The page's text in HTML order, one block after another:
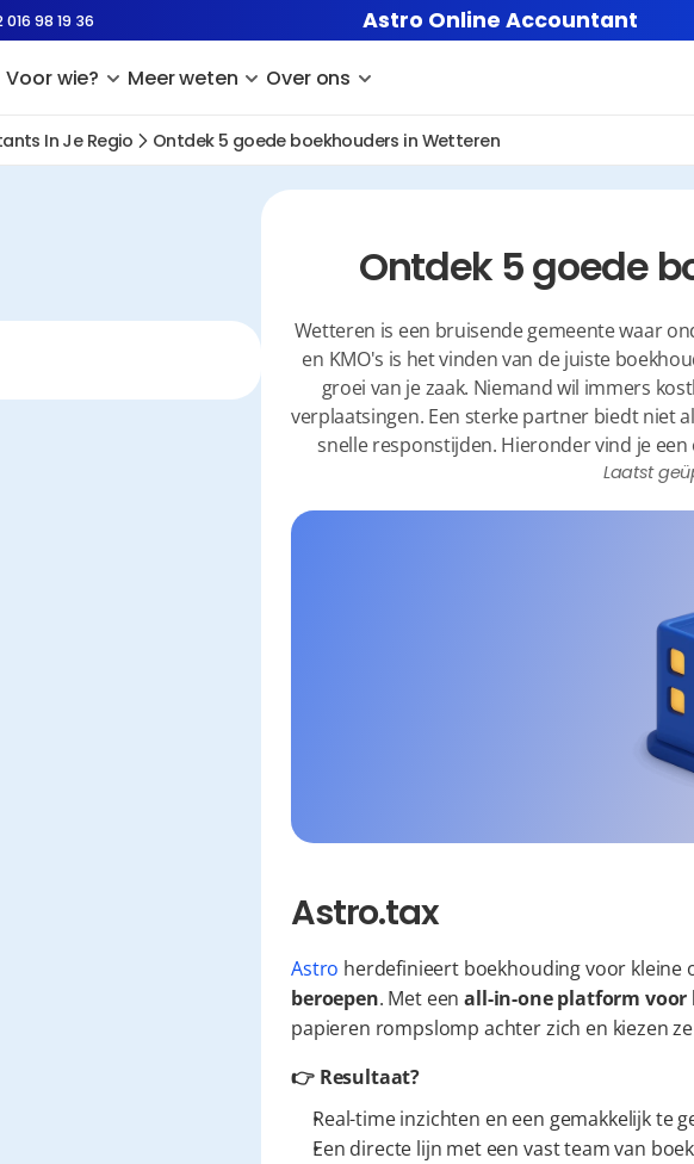
016 98 19 36 Astro Online Accountant
Voor wie? Meer weten Over ons
In Je Regio Ontdek 5 goede boekhouders in Wetteren
Ontdek 5 goede
Wetteren is een bruisende gemeente waar
en KMO's is het vinden van de juiste
groei van je zaak. Niemand wil immers
verplaatsingen. Een sterke partner biedt niet
snelle responstijden. Hieronder vind je
Laatst
Astro.tax
Astro herdefinieert boekhouding voor kleine
beroepen. Met een all-in-one platform
papieren rompslomp achter zich en kiezen
👉 Resultaat?
Real-time inzichten en een gemakkelijk te
Een directe lijn met een vast team van